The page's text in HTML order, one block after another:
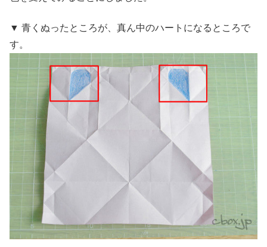
▼ 青くぬったところが、真ん中のハートになるところで
す。